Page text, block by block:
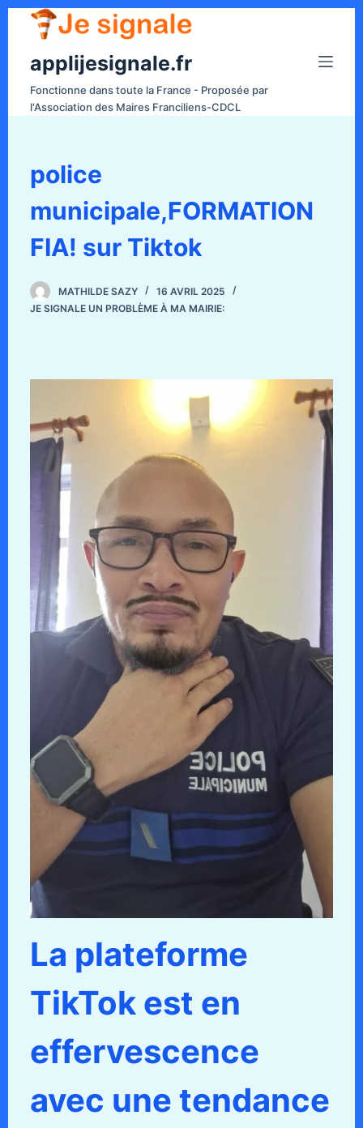
applijesignale.fr
Fonctionne dans toute la France - Proposée par
l'Association des Maires Franciliens-CDCL
police
municipale,FORMATION
FIA! sur Tiktok
MATHILDE SAZY
16 AVRIL 2025
JE SIGNALE UN PROBLÈME À MA MAIRIE:
La plateforme
TikTok est en
effervescence
avec une tendance